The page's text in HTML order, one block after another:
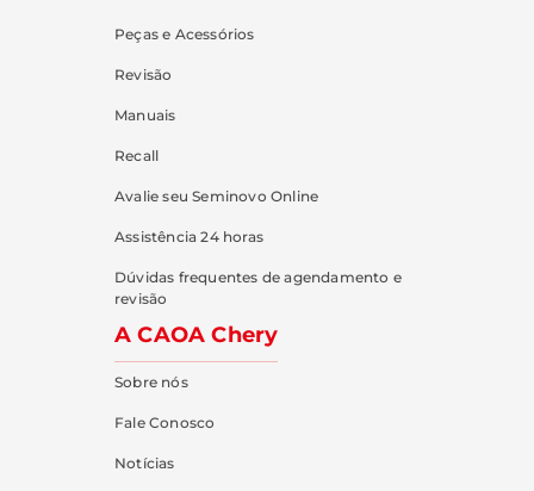
Peças e Acessórios
Revisão
Manuais
Recall
Avalie seu Seminovo Online
Assistência 24 horas
Dúvidas frequentes de agendamento e
revisão
A CAOA Chery
Sobre nós
Fale Conosco
Notícias